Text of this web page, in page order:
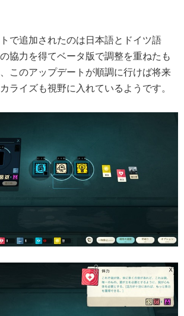
で追加されたのは日本語とドイツ語
協力を得てベータ版で調整を重ねたも
このアップデートが順調に行けば将来
ライズも視野に入れているようです。